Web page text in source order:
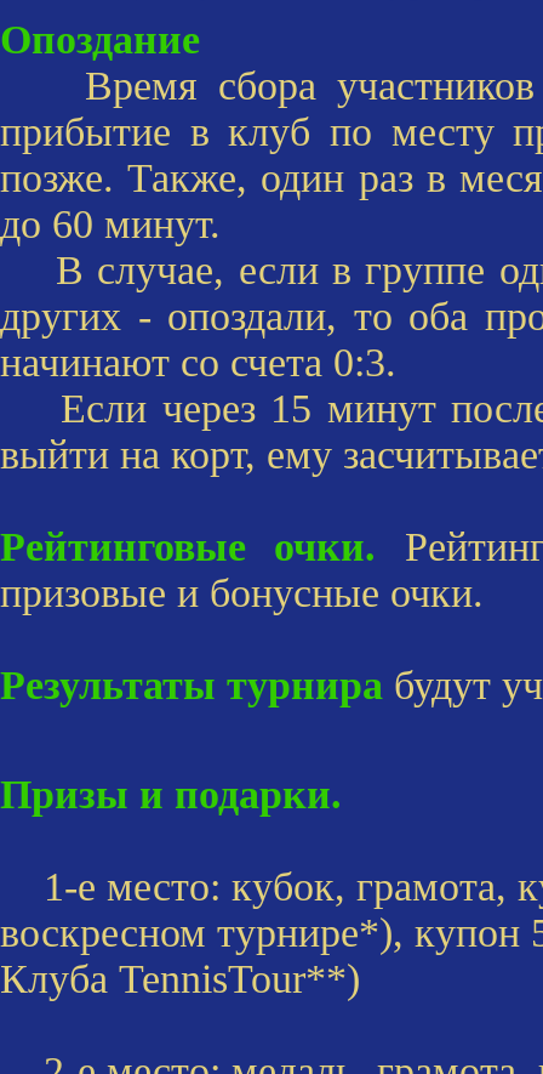
Опоздание
Время сбора участников
прибытие в клуб по месту
позже. Также, один раз в
до 60 минут.
В случае, если в группе
других - опоздали, то оба
начинают со счета 0:3.
Если через 15 минут
выйти на корт, ему
Рейтинговые очки.
призовые и бонусные очки.
Результаты турнира будут
Призы и подарки.
1-е место: кубок, грамота,
воскресном турнире*), купон
Клуба TennisTour**)